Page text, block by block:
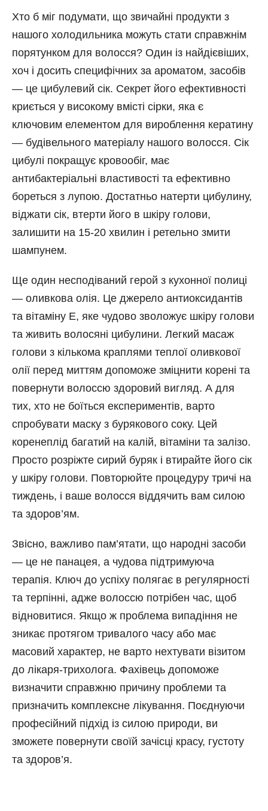
Хто б міг подумати, що звичайні продукти з
нашого холодильника можуть стати справжнім
порятунком для волосся? Один із найдієвіших,
хоч і досить специфічних за ароматом, засобів
— це цибулевий сік. Секрет його ефективності
криється у високому вмісті сірки, яка є
ключовим елементом для вироблення кератину
— будівельного матеріалу нашого волосся. Сік
цибулі покращує кровообіг, має
антибактеріальні властивості та ефективно
бореться з лупою. Достатньо натерти цибулину,
віджати сік, втерти його в шкіру голови,
залишити на 15-20 хвилин і ретельно змити
шампунем.
Ще один несподіваний герой з кухонної полиці
— оливкова олія. Це джерело антиоксидантів
та вітаміну Е, яке чудово зволожує шкіру голови
та живить волосяні цибулини. Легкий масаж
голови з кількома краплями теплої оливкової
олії перед миттям допоможе зміцнити корені та
повернути волоссю здоровий вигляд. А для
тих, хто не боїться експериментів, варто
спробувати маску з бурякового соку. Цей
коренеплід багатий на калій, вітаміни та залізо.
Просто розріжте сирий буряк і втирайте його сік
у шкіру голови. Повторюйте процедуру тричі на
тиждень, і ваше волосся віддячить вам силою
та здоров’ям.
Звісно, важливо пам’ятати, що народні засоби
— це не панацея, а чудова підтримуюча
терапія. Ключ до успіху полягає в регулярності
та терпінні, адже волоссю потрібен час, щоб
відновитися. Якщо ж проблема випадіння не
зникає протягом тривалого часу або має
масовий характер, не варто нехтувати візитом
до лікаря-трихолога. Фахівець допоможе
визначити справжню причину проблеми та
призначить комплексне лікування. Поєднуючи
професійний підхід із силою природи, ви
зможете повернути своїй зачісці красу, густоту
та здоров’я.